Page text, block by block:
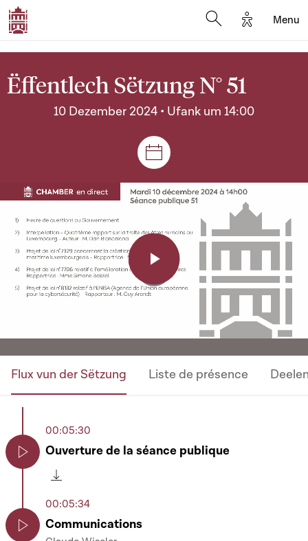
Options
Menu
Ëffentlech Sëtzung N° 51
10 Dezember 2024 • Ufank um 14:00
Sëtzungen a Reuniounen
Player
is
loading.
Play
Flux vun der Sëtzung Liste de présence
00:05:30
Ouverture de la séance publique
00:05:34
Communications